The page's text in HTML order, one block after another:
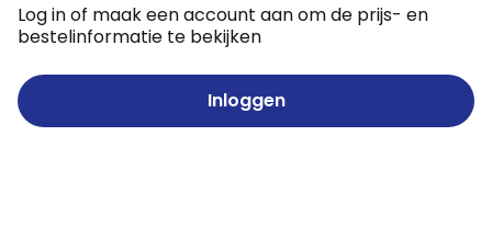
Log in of maak een account aan om de prijs- en
bestelinformatie te bekijken
Inloggen